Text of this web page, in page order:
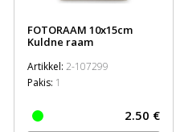
FOTORAAM 10x15cm
Kuldne raam
Artikkel: 2-107299
Pakis: 1
2.50 €